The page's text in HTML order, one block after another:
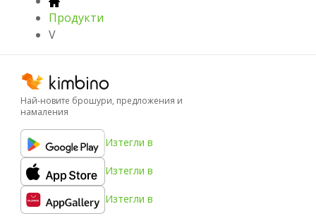
Продукти
V
Най-новите брошури, предложения и
намаления
Изтегли в
Изтегли в
Изтегли в